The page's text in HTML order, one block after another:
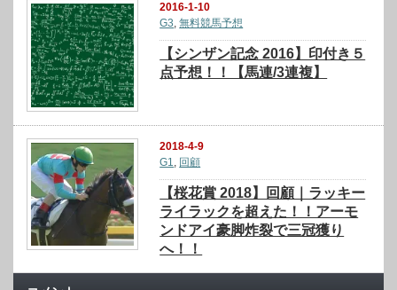
2016-1-10
G3,無料競馬予想
【シンザン記念 2016】印付き５
点予想！！【馬連/3連複】
2018-4-9
G1
回顧
【桜花賞 2018】回顧｜ラッキー
ライラックを超えた！！アーモ
ンドアイ豪脚炸裂で三冠獲り
へ！！